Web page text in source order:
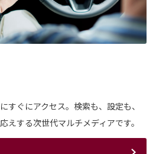
すぐにアクセス。検索も、設定も、
えする次世代マルチメディアです。